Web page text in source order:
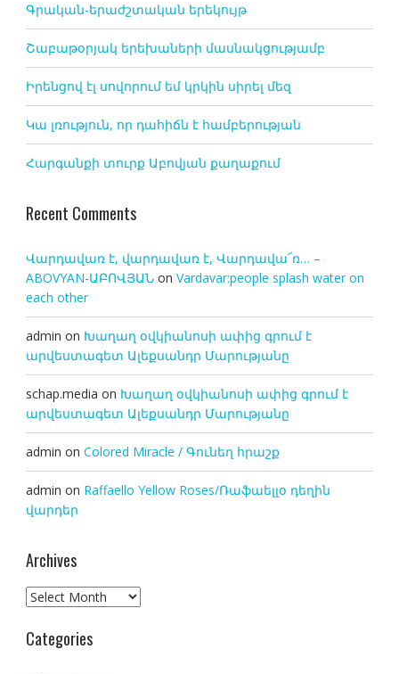
Գրական-երաժշտական երեկույթ
Շաբաթօրյակ երեխաների մասնակցությամբ
Իրենցով էլ սովորում եմ կրկին սիրել մեզ
Կա լռություն, որ դահիճն է համբերության
Հարգանքի տուրք Աբովյան քաղաքում
Recent Comments
Վարդավառ է, վարդավառ է, Վարդավա՜ռ… –
ABOVYAN-ԱԲՈՎՅԱՆon Vardavar:people splash water on
each other
admin on Խաղաղ օվկիանոսի ափից գրում է
արվեստագետ Ալեքսանդր Մարությանը
schap.media on Խաղաղ օվկիանոսի ափից գրում է
արվեստագետ Ալեքսանդր Մարությանը
admin on Colored Miracle / Գունեղ հրաշք
admin on Raffaello Yellow Roses/Ռաֆաելլօ դեղին
վարդեր
Archives
Archives
Categories